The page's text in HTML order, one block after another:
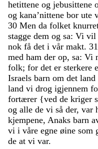
hetittene og jebusittene
og kana’nittene bor ute
30 Men da folket
stagge dem og sa: Vi vil
nok få det i vår makt. 31
med ham der op, sa: Vi
folk; for det er sterkere
Israels barn om det land
land vi drog igjennem
fortærer {ved de kriger
og alle de vi så der, var
kjempene, Anaks barn
vi i våre egne øine som
de at vi var.